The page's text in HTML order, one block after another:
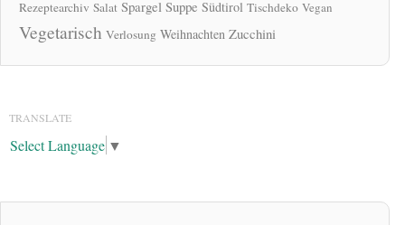
Rezeptearchiv Salat Spargel Suppe Südtirol Tischdeko Vegan
Vegetarisch Verlosung Weihnachten Zucchini
TRANSLATE
Select Language ▼